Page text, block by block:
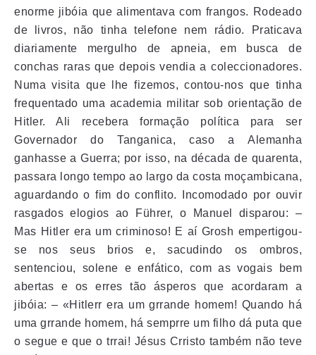
enorme jibóia que alimentava com frangos. Rodeado
de livros, não tinha telefone nem rádio. Praticava
diariamente mergulho de apneia, em busca de
conchas raras que depois vendia a coleccionadores.
Numa visita que lhe fizemos, contou-nos que tinha
frequentado uma academia militar sob orientação de
Hitler. Ali recebera formação política para ser
Governador do Tanganica, caso a Alemanha
ganhasse a Guerra; por isso, na década de quarenta,
passara longo tempo ao largo da costa moçambicana,
aguardando o fim do conflito. Incomodado por ouvir
rasgados elogios ao Führer, o Manuel disparou: –
Mas Hitler era um criminoso! E aí Grosh empertigou-
se nos seus brios e, sacudindo os ombros,
sentenciou, solene e enfático, com as vogais bem
abertas e os erres tão ásperos que acordaram a
jibóia: – «Hitlerr era um grrande homem! Quando há
uma grrande homem, há semprre um filho dá puta que
o segue e que o trrai! Jésus Crristo também não teve